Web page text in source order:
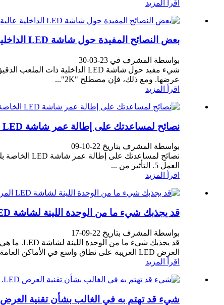
اقرأ المزيد
بعض النصائح المفيدة حول شاشة LED الداخلية عالية الدقة بدقة 2K / 4K / 8K……
بواسطة المشرف في 23-03-30
عرضها. ومع ذلك، فإن مصطلح "2K"...
اقرأ المزيد
نصائح لمساعدتك على إطالة عمر شاشة LED الخاصة بك.
بواسطة المشرف بتاريخ 22-10-09
العمل 5. التأثير من ...
اقرأ المزيد
قد يجذبك شيء ما من الوحدة اللينة لشاشة LED المرنة.
بواسطة المشرف بتاريخ 22-09-17
العرض LED الغريبة على نطاق واسع في الأماكن العامة. في الواقع، كل هذه الأشياء تم تجميعها من قبل L...
اقرأ المزيد
شيء قد تهتم به في الغالب بشأن تقنية العرض LED.